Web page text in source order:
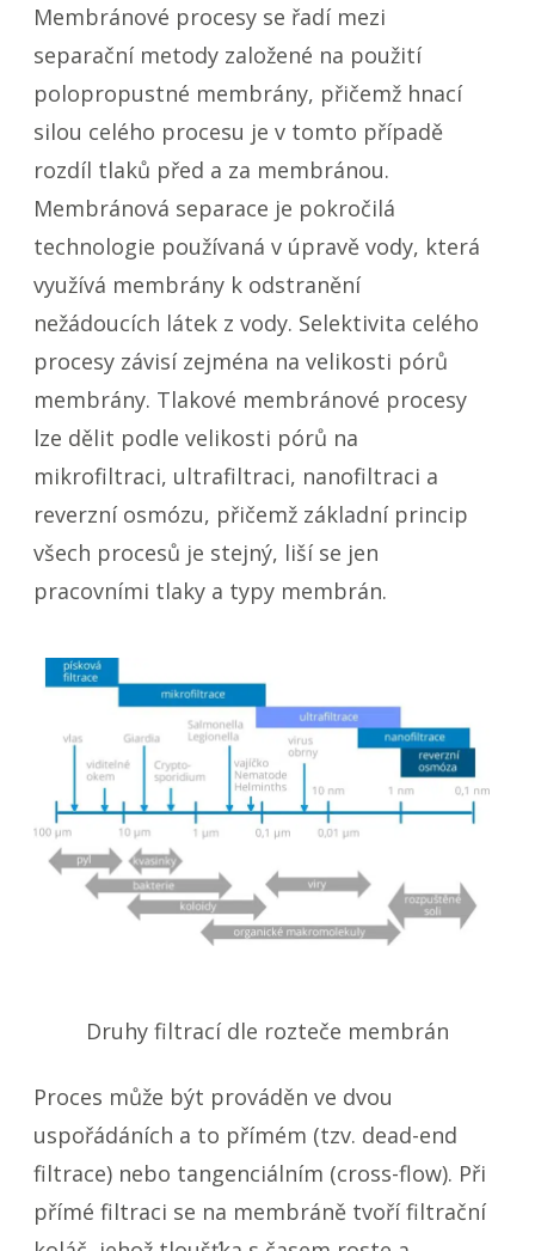
Membránové procesy se řadí mezi
separační metody založené na použití
polopropustné membrány, přičemž hnací
silou celého procesu je v tomto případě
rozdíl tlaků před a za membránou.
Membránová separace je pokročilá
technologie používaná v úpravě vody, která
využívá membrány k odstranění
nežádoucích látek z vody. Selektivita celého
procesy závisí zejména na velikosti pórů
membrány. Tlakové membránové procesy
lze dělit podle velikosti pórů na
mikrofiltraci, ultrafiltraci, nanofiltraci a
reverzní osmózu, přičemž základní princip
všech procesů je stejný, liší se jen
pracovními tlaky a typy membrán.
Druhy filtrací dle rozteče membrán
Proces může být prováděn ve dvou
uspořádáních a to přímém (tzv. dead-end
filtrace) nebo tangenciálním (cross-flow). Při
přímé filtraci se na membráně tvoří filtrační